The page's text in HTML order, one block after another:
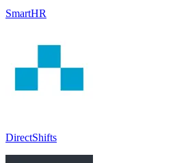
SmartHR
DirectShifts